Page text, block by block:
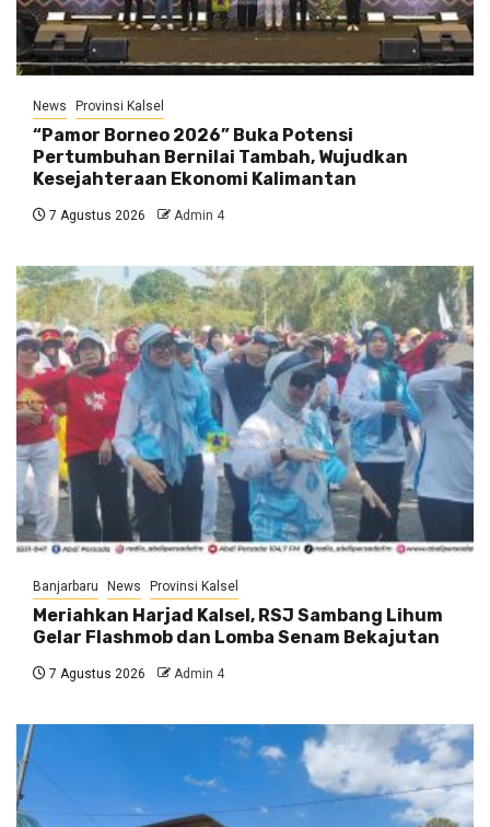
News Provinsi Kalsel
“Pamor Borneo 2026” Buka Potensi
Pertumbuhan Bernilai Tambah, Wujudkan
Kesejahteraan Ekonomi Kalimantan
7 Agustus 2026 Admin 4
Banjarbaru News Provinsi Kalsel
Meriahkan Harjad Kalsel, RSJ Sambang Lihum
Gelar Flashmob dan Lomba Senam Bekajutan
7 Agustus 2026 Admin 4